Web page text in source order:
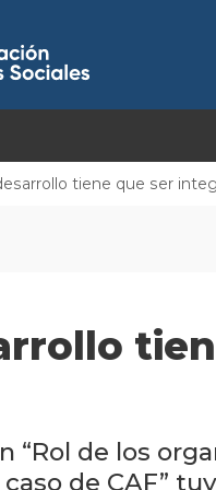
tiene que ser
“Rol de los
caso de CAF”